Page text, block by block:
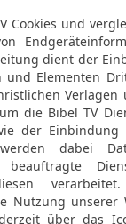
hast du
lassen. Darum
vergessen sein!
21 Die Söhne
für die Schuld
erobern und auf
bereit und
22 Der HERR,
entgegentreten